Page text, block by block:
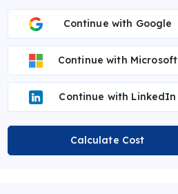
Continue with Google
Continue with Microsoft
Continue with LinkedIn
Calculate Cost